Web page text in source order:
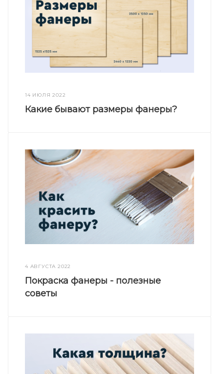
14 ИЮЛЯ 2022
Какие бывают размеры фанеры?
4 АВГУСТА 2022
Покраска фанеры - полезные
советы